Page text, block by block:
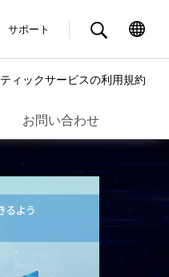
サポート
ィックサービスの利用規約
ット・機器
お問い合わせ